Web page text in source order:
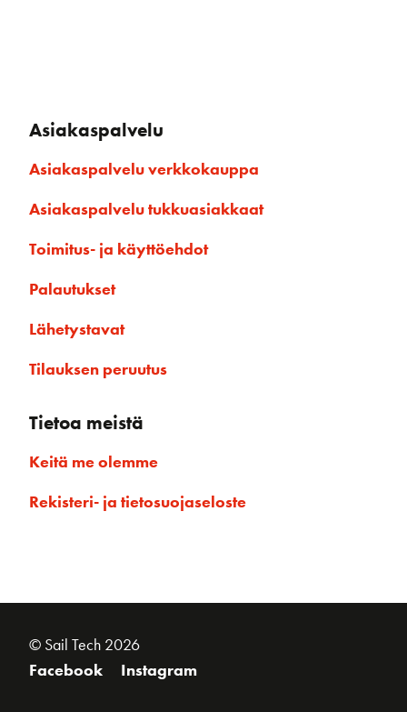
Asiakaspalvelu
Asiakaspalvelu verkkokauppa
Asiakaspalvelu tukkuasiakkaat
Toimitus- ja käyttöehdot
Palautukset
Lähetystavat
Tilauksen peruutus
Tietoa meistä
Keitä me olemme
Rekisteri- ja tietosuojaseloste
© Sail Tech 2026
Facebook
Instagram